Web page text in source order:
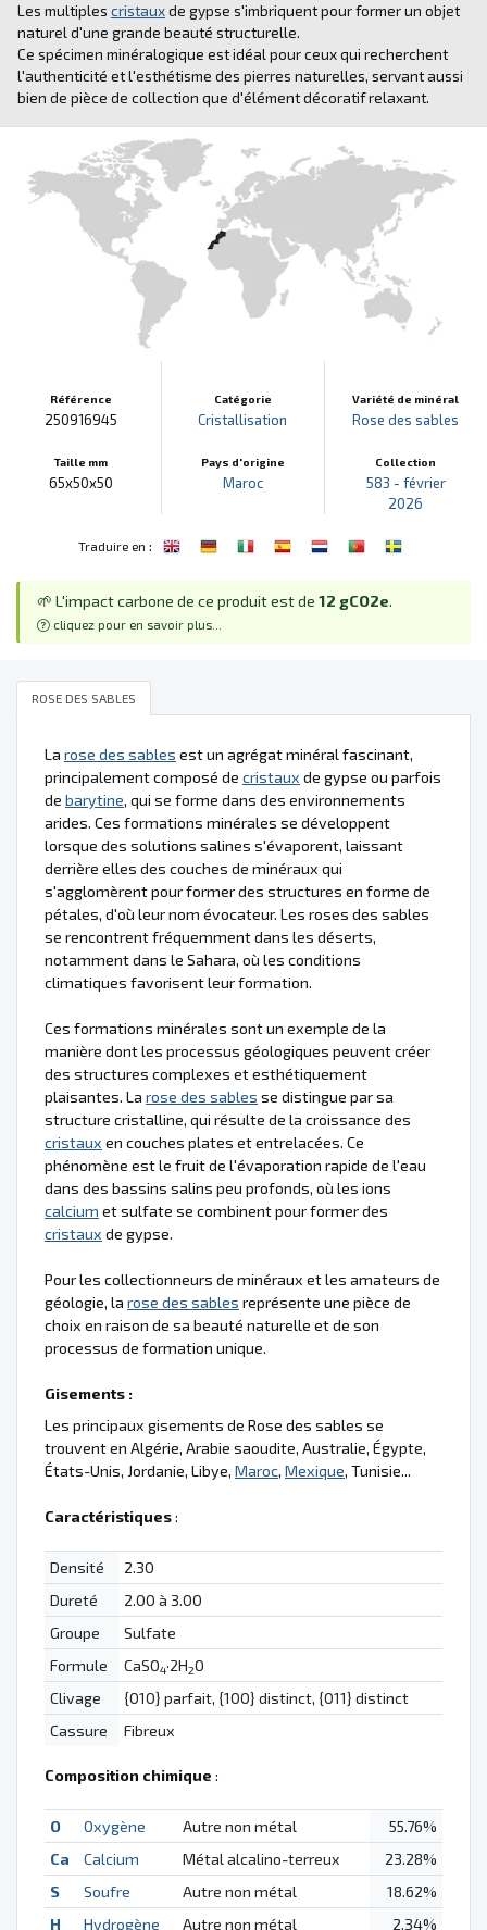
Les multiples cristauxde gypse s'imbriquent pour former un objet
naturel d'une grande beauté structurelle.
Ce spécimen minéralogique est idéal pour ceux qui recherchent
l'authenticité et l'esthétisme des pierres naturelles, servant aussi
bien de pièce de collection que d'élément décoratif relaxant.
Référence
250916945
Taille mm
65x50x50
Catégorie
Cristallisation
Pays d'origine
Maroc
Variété de minéral
Rose des sables
Collection
583 - février
2026
Traduire en :
🌱 L'impact carbone de ce produit est de 12 gCO2e.
cliquez pour en savoir plus...
ROSE DES SABLES
La rose des sables est un agrégat minéral fascinant,
principalement composé de cristaux de gypse ou parfois
de barytine, qui se forme dans des environnements
arides. Ces formations minérales se développent
lorsque des solutions salines s'évaporent, laissant
derrière elles des couches de minéraux qui
s'agglomèrent pour former des structures en forme de
pétales, d'où leur nom évocateur. Les roses des sables
se rencontrent fréquemment dans les déserts,
notamment dans le Sahara, où les conditions
climatiques favorisent leur formation.
Ces formations minérales sont un exemple de la
manière dont les processus géologiques peuvent créer
des structures complexes et esthétiquement
plaisantes. La rose des sables se distingue par sa
structure cristalline, qui résulte de la croissance des
cristaux en couches plates et entrelacées. Ce
phénomène est le fruit de l'évaporation rapide de l'eau
dans des bassins salins peu profonds, où les ions
calcium et sulfate se combinent pour former des
cristaux de gypse.
Pour les collectionneurs de minéraux et les amateurs de
géologie, la rose des sables représente une pièce de
choix en raison de sa beauté naturelle et de son
processus de formation unique.
Gisements :
Les principaux gisements de Rose des sables se
trouvent en Algérie, Arabie saoudite, Australie, Égypte,
États-Unis, Jordanie, Libye, Maroc, Mexique, Tunisie...
Caractéristiques:
Densité
2.30
Dureté
2.00 à 3.00
Groupe
Sulfate
Formule
CaSO4·2H2O
Clivage
{010} parfait, {100} distinct, {011} distinct
Cassure
Fibreux
Composition chimique :
O Oxygène Autre non métal
55.76%
Ca
Calcium Métal alcalino-terreux
23.28%
S
Soufre Autre non métal
18.62%
H
Hydrogène Autre non métal 2.34%